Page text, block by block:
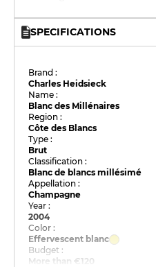
SPECIFICATIONS
Brand :
Charles Heidsieck
Name :
Blanc des Millénaires
Region :
Côte des Blancs
Type :
Brut
Classification :
Blanc de blancs millésimé
Appellation :
Champagne
Year :
2004
Color :
Effervescent blanc
Budget :
More than €120